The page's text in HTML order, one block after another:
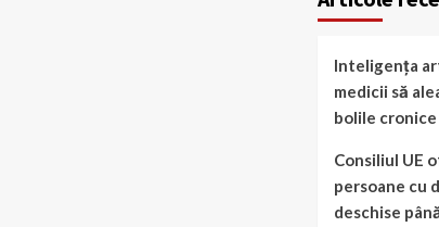
Inteligența
medicii să
bolile cronice
Consiliul UE
persoane cu
deschise